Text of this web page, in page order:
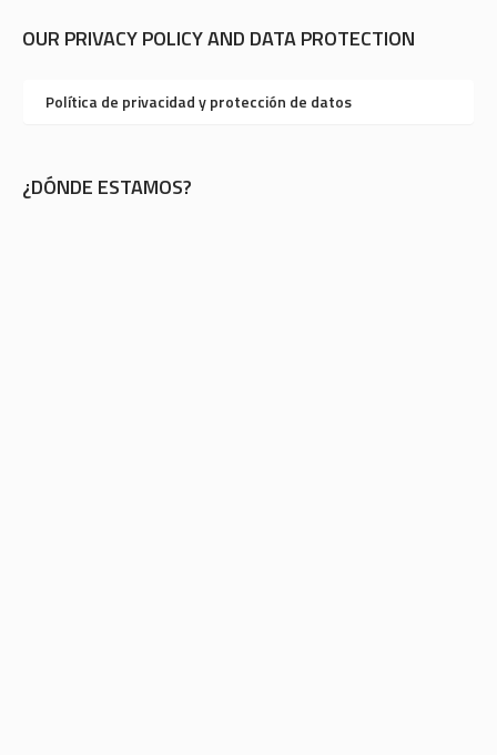
OUR PRIVACY POLICY AND DATA PROTECTION
Política de privacidad y protección de datos
¿DÓNDE ESTAMOS?